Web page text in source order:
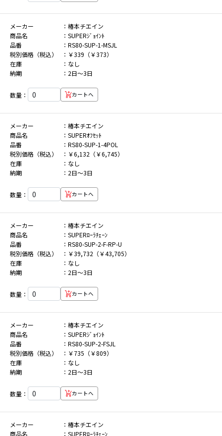
メーカー
椿本チエイン
商品名
SUPERｼﾞｮｲﾝﾄ
品番
RS80-SUP-1-MSJL
税別価格（税込）
￥339（￥373）
在庫
なし
納期
2日～3日
数量： カートへ
メーカー
椿本チエイン
商品名
SUPERｵﾌｾｯﾄ
品番
RS80-SUP-1-4POL
税別価格（税込）
￥6,132（￥6,745）
在庫
なし
納期
2日～3日
数量： カートへ
メーカー
椿本チエイン
商品名
SUPERﾛｰﾗﾁｪｰﾝ
品番
RS80-SUP-2-F-RP-U
税別価格（税込）
￥39,732（￥43,705）
在庫
なし
納期
2日～3日
数量： カートへ
メーカー
椿本チエイン
商品名
SUPERｼﾞｮｲﾝﾄ
品番
RS80-SUP-2-FSJL
税別価格（税込）
￥735（￥809）
在庫
なし
納期
2日～3日
数量： カートへ
メーカー
椿本チエイン
商品名
SUPERﾛｰﾗﾁｪｰﾝ